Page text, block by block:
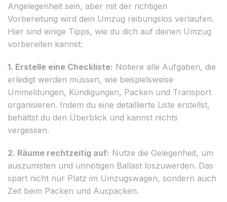
Angelegenheit sein, aber mit der richtigen
Vorbereitung wird dein Umzug reibungslos verlaufen.
Hier sind einige Tipps, wie du dich auf deinen Umzug
vorbereiten kannst:
1. Erstelle eine Checkliste: Notiere alle Aufgaben, die
erledigt werden müssen, wie beispielsweise
Ummeldungen, Kündigungen, Packen und Transport
organisieren. Indem du eine detaillierte Liste erstellst,
behältst du den Überblick und kannst nichts
vergessen.
2. Räume rechtzeitig auf: Nutze die Gelegenheit, um
auszumisten und unnötigen Ballast loszuwerden. Das
spart nicht nur Platz im Umzugswagen, sondern auch
Zeit beim Packen und Auspacken.